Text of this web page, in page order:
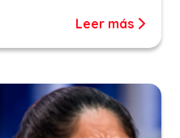
Leer más